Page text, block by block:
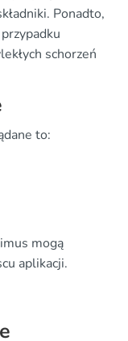
Ponadto,
schorzeń
to:
mogą
aplikacji.